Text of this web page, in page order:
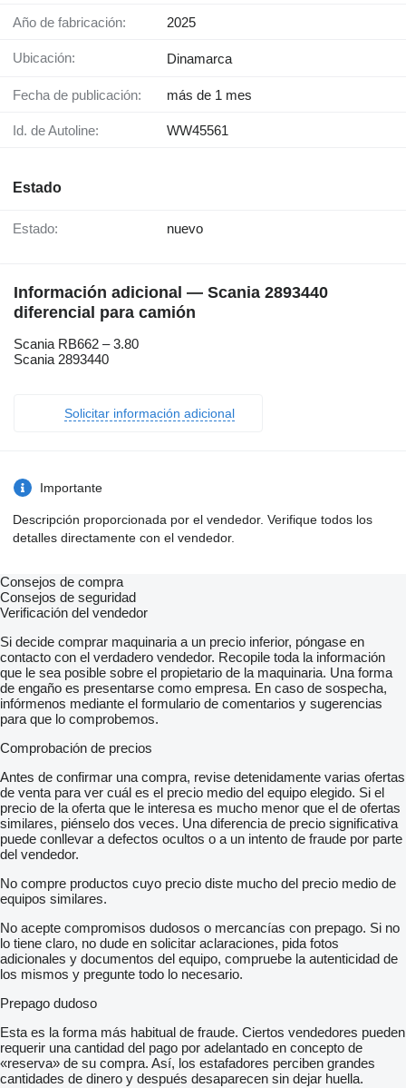
Año de fabricación: 2025
Ubicación: Dinamarca
Fecha de publicación: más de 1 mes
Id. de Autoline: WW45561
Estado
Estado: nuevo
Información adicional — Scania 2893440
diferencial para camión
Scania RB662 – 3.80
Scania 2893440
Solicitar información adicional
Importante
Descripción proporcionada por el vendedor. Verifique todos los
detalles directamente con el vendedor.
Consejos de compra
Consejos de seguridad
Verificación del vendedor
Si decide comprar maquinaria a un precio inferior, póngase en
contacto con el verdadero vendedor. Recopile toda la información
que le sea posible sobre el propietario de la maquinaria. Una forma
de engaño es presentarse como empresa. En caso de sospecha,
infórmenos mediante el formulario de comentarios y sugerencias
para que lo comprobemos.
Comprobación de precios
Antes de confirmar una compra, revise detenidamente varias ofertas
de venta para ver cuál es el precio medio del equipo elegido. Si el
precio de la oferta que le interesa es mucho menor que el de ofertas
similares, piénselo dos veces. Una diferencia de precio significativa
puede conllevar a defectos ocultos o a un intento de fraude por parte
del vendedor.
No compre productos cuyo precio diste mucho del precio medio de
equipos similares.
No acepte compromisos dudosos o mercancías con prepago. Si no
lo tiene claro, no dude en solicitar aclaraciones, pida fotos
adicionales y documentos del equipo, compruebe la autenticidad de
los mismos y pregunte todo lo necesario.
Prepago dudoso
Esta es la forma más habitual de fraude. Ciertos vendedores pueden
requerir una cantidad del pago por adelantado en concepto de
«reserva» de su compra. Así, los estafadores perciben grandes
cantidades de dinero y después desaparecen sin dejar huella.